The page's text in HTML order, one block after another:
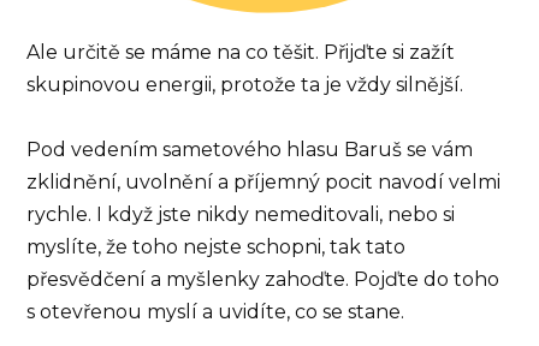
Ale určitě se máme na co těšit. Přijďte si zažít
skupinovou energii, protože ta je vždy silnější.
Pod vedením sametového hlasu Baruš se vám
zklidnění, uvolnění a příjemný pocit navodí velmi
rychle. I když jste nikdy nemeditovali, nebo si
myslíte, že toho nejste schopni, tak tato
přesvědčení a myšlenky zahoďte. Pojďte do toho
s otevřenou myslí a uvidíte, co se stane.